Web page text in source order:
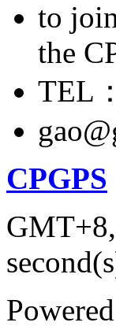
to
the
TEL
CPGPS